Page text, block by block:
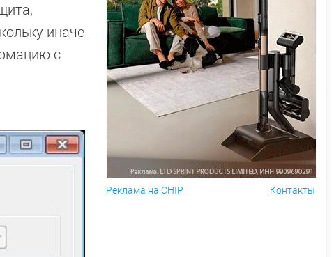
иначе
с
Реклама на CHIP Контакты